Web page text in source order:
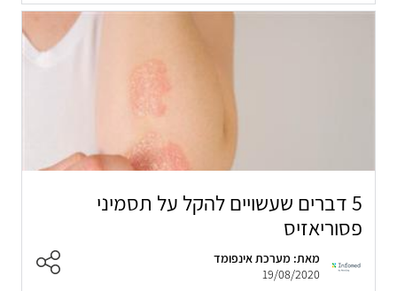
5 דברים שעשויים להקל על תסמיני
פסוריאזיס
מאת: מערכת אינפומד
19/08/2020